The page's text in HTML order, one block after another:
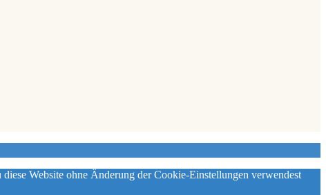
Website ohne Änderung der Cookie-Einstellungen verwendest